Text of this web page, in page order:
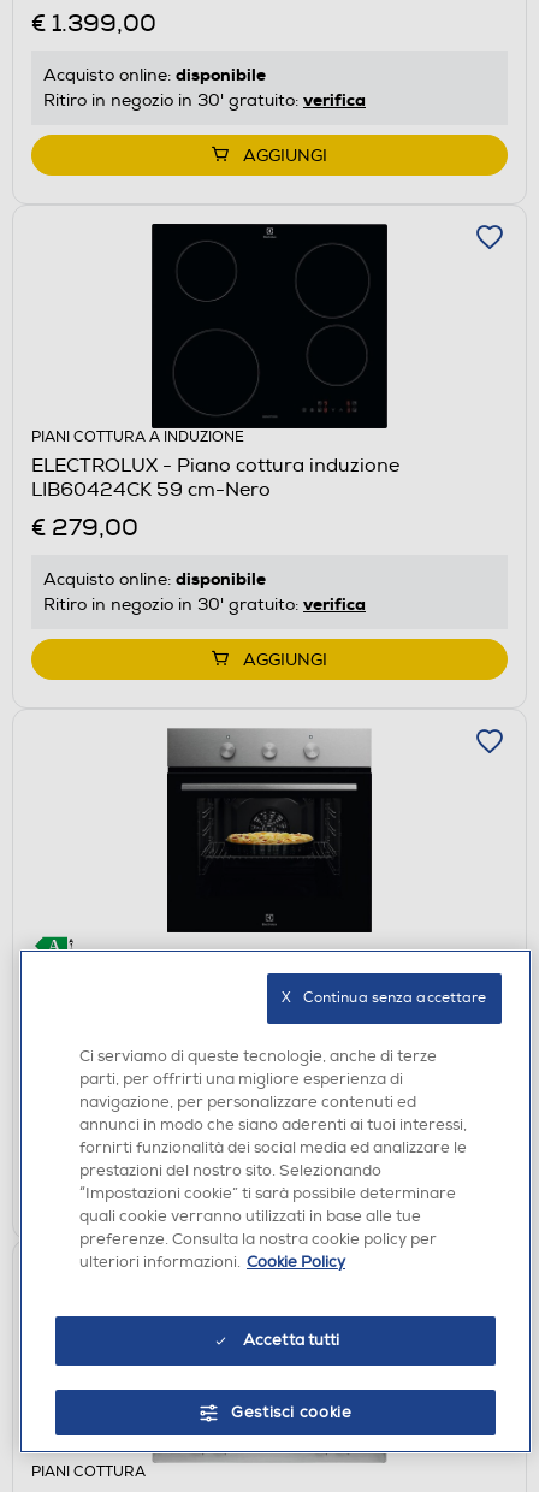
€ 1.399,00
Acquisto online: disponibile
Ritiro in negozio in 30' gratuito: verifica
AGGIUNGI
PIANI COTTURA A INDUZIONE
ELECTROLUX - Piano cottura induzione
LIB60424CK 59 cm-Nero
€ 279,00
Acquisto online: disponibile
Ritiro in negozio in 30' gratuito: verifica
AGGIUNGI
ELECTROLUX - Forno incasso elettrico
LOH2H00BX3 Classe A-Inox
€ 299,00
Acquisto online: disponibile
Ritiro in negozio in 30' gratuito:verifica
AGGIUNGI
PIANI COTTURA
Ci serviamo di queste tecnologie, anche di terze
parti, per offrirti una migliore esperienza di
navigazione, per personalizzare contenuti ed
annunci in modo che siano aderenti ai tuoi interessi,
fornirti funzionalità dei social media ed analizzare le
prestazioni del nostro sito. Selezionando
“Impostazioni cookie” ti sarà possibile determinare
quali cookie verranno utilizzati in base alle tue
preferenze. Consulta la nostra cookie policy per
ulteriori informazioni. Cookie Policy
Accetta tutti
Gestisci cookie
X   Continua senza accettare